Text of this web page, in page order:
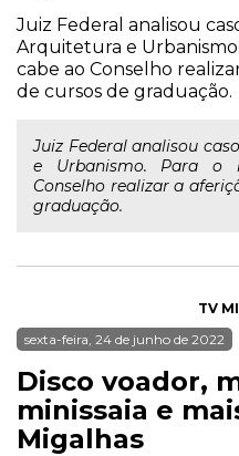
Juiz Federal analisou
Arquitetura e
cabe ao Conselho
de cursos de graduação.
Juiz Federal analisou
e Urbanismo. Para o
Conselho realizar a
graduação.
TV
sexta-feira, 24 de junho de 2022
Disco voador,
minissaia e
Migalhas